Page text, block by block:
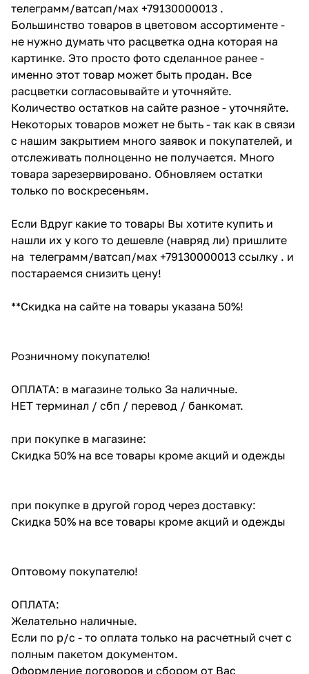
телеграмм/ватсап/мах +79130000013 .
Большинство товаров в цветовом ассортименте -
не нужно думать что расцветка одна которая на
картинке. Это просто фото сделанное ранее -
именно этот товар может быть продан. Все
расцветки согласовывайте и уточняйте.
Количество остатков на сайте разное - уточняйте.
Некоторых товаров может не быть - так как в связи
с нашим закрытием много заявок и покупателей, и
отслеживать полноценно не получается. Много
товара зарезервировано. Обновляем остатки
только по воскресеньям.
Если Вдруг какие то товары Вы хотите купить и
нашли их у кого то дешевле (навряд ли) пришлите
на телеграмм/ватсап/мах +79130000013 ссылку . и
постараемся снизить цену!
**Скидка на сайте на товары указана 50%!
Розничному покупателю!
ОПЛАТА: в магазине только За наличные.
НЕТ терминал / сбп / перевод / банкомат.
при покупке в магазине:
Скидка 50% на все товары кроме акций и одежды
при покупке в другой город через доставку:
Скидка 50% на все товары кроме акций и одежды
Оптовому покупателю!
ОПЛАТА:
Желательно наличные.
Если по р/с - то оплата только на расчетный счет с
полным пакетом документом.
Оформление договоров и сбором от Вас